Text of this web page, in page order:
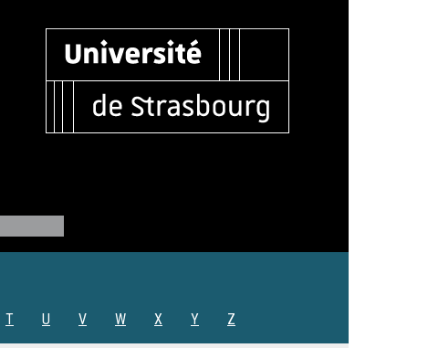
T U V W X Y Z